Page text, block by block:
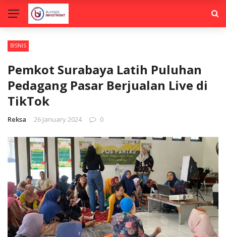
BISNIS
Pemkot Surabaya Latih Puluhan
Pedagang Pasar Berjualan Live di
TikTok
Reksa 26 January 2024 0